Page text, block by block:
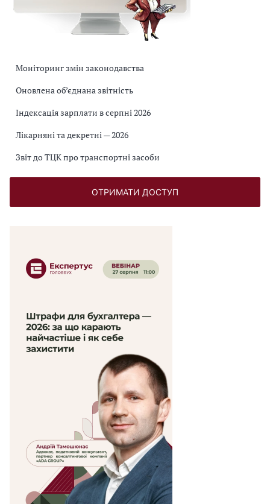
Моніторинг змін законодавства
Оновлена об’єднана звітність
Індексація зарплати в серпні 2026
Лікарняні та декретні — 2026
Звіт до ТЦК про транспортні засоби
ОТРИМАТИ ДОСТУП